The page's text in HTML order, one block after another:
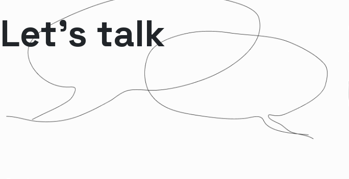
Let’s talk